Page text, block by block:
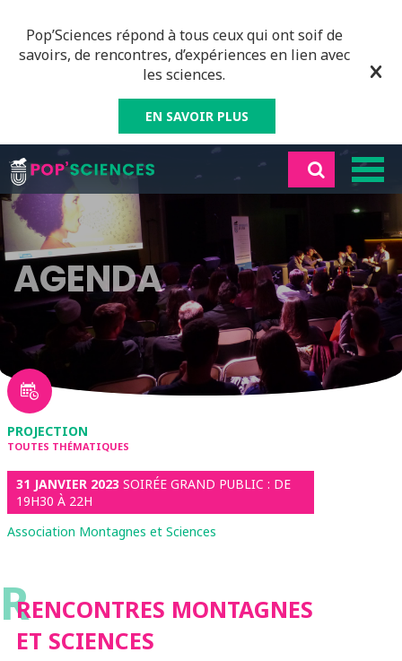
Pop’Sciences répond à tous ceux qui ont soif de
savoirs, de rencontres, d’expériences en lien avec
les sciences.
EN SAVOIR PLUS
AGENDA
PROJECTION
TOUTES THÉMATIQUES
31 JANVIER 2023 SOIRÉE GRAND PUBLIC : DE
19H30 À 22H
Association Montagnes et Sciences
RRENCONTRES MONTAGNES
ET SCIENCES